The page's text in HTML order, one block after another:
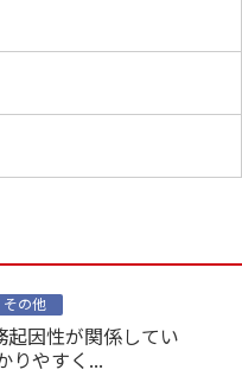
その他
起因性が関係してい
りやすく...